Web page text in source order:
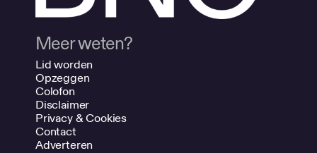
Meer weten?
Lid worden
Opzeggen
Colofon
Disclaimer
Privacy & Cookies
Contact
Adverteren